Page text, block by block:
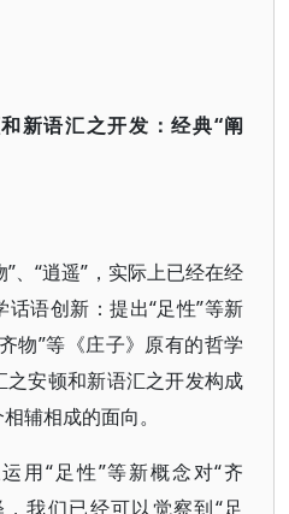
新语汇之开发：经典“阐
”、“逍遥”，实际上已经在经
语创新：提出“足性”等新
物”等《庄子》原有的哲学
安顿和新语汇之开发构成
辅相成的面向。
用“足性”等新概念对“齐
我们已经可以觉察到“足